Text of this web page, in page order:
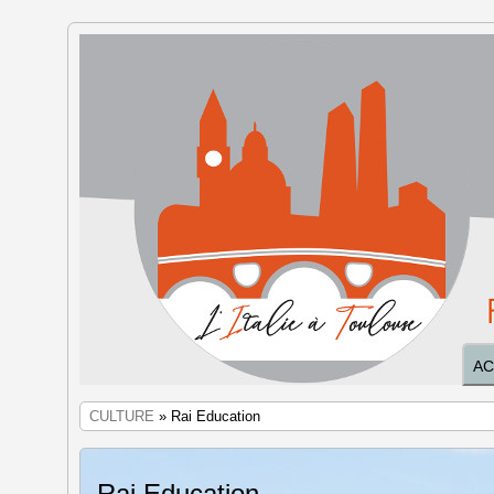
L'Italie à
Toulouse
CULTURE » Rai Education